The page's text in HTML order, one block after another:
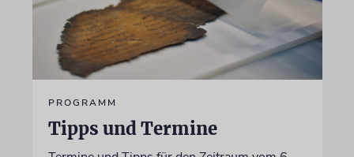
PROGRAMM
Tipps und Termine